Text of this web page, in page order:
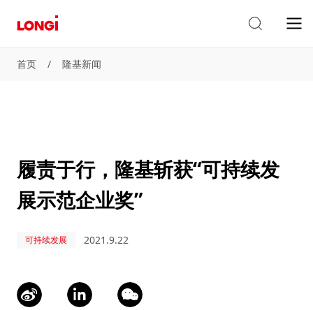
首页 / 隆基新闻
履责于行，隆基斩获“可持续发
展示范企业奖”
可持续发展 2021.9.22